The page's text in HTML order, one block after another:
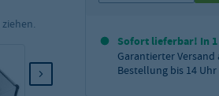
Sofort lieferbar! In 1
Garantierter Versand
Bestellung bis 14 Uhr